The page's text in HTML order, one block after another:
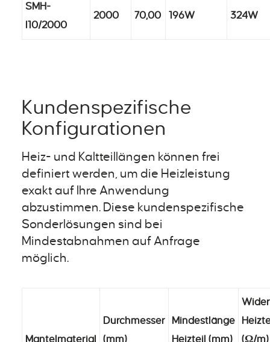
SMH-
I10/2000
2000 70,00 196W 324W
Kundenspezifische
Konfigurationen
Heiz- und Kaltteillängen können frei
definiert werden, um die Heizleistung
exakt auf Ihre Anwendung
abzustimmen. Diese kundenspezifische
Sonderlösungen sind bei
Mindestabnahmen auf Anfrage
möglich.
Mantelmaterial
Durchmesser
(mm)
Mindestlänge
Heizteil (mm)
(Ω/m)